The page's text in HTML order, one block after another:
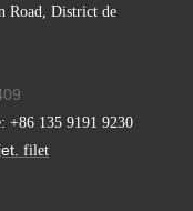
Road, District de
+86 135 9191 9230
filet